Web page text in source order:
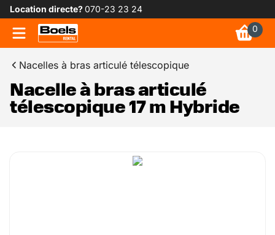
Location directe?070-23 23 24
0
Nacelles à bras articulé télescopique
Nacelle à bras articulé
télescopique 17 m Hybride